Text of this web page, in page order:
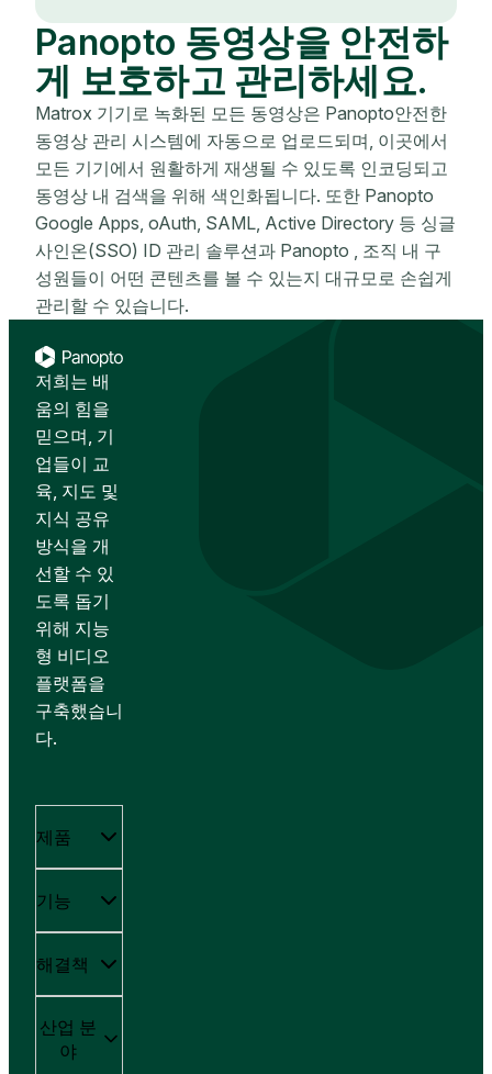
Panopto 동영상을 안전하
게 보호하고 관리하세요.
Matrox 기기로 녹화된 모든 동영상은 Panopto안전한
동영상 관리 시스템에 자동으로 업로드되며, 이곳에서
모든 기기에서 원활하게 재생될 수 있도록 인코딩되고
동영상 내 검색을 위해 색인화됩니다. 또한 Panopto
Google Apps, oAuth, SAML, Active Directory 등 싱글
사인온(SSO) ID 관리 솔루션과 Panopto , 조직 내 구
성원들이 어떤 콘텐츠를 볼 수 있는지 대규모로 손쉽게
관리할 수 있습니다.
저희는 배
움의 힘을
믿으며, 기
업들이 교
육, 지도 및
지식 공유
방식을 개
선할 수 있
도록 돕기
위해 지능
형 비디오
플랫폼을
구축했습니
다.
제품
기능
해결책
산업 분
야